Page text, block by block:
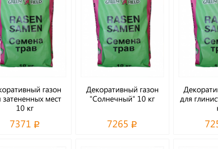
газон
затененных мест
10 кг
7371
Декоративный газон
"Солнечный" 10 кг
7265
для